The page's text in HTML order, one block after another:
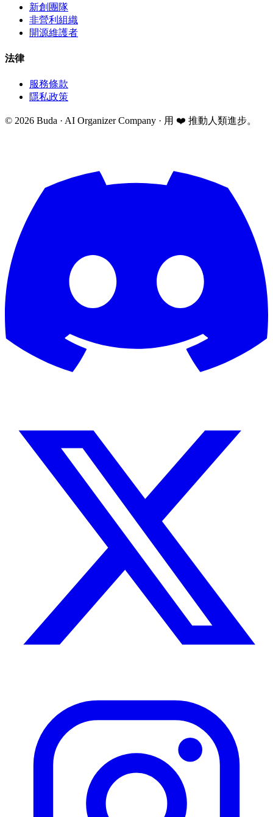
新創團隊
非營利組織
開源維護者
法律
服務條款
隱私政策
© 2026 Buda · AI Organizer Company · 用 ❤️ 推動人類進步。